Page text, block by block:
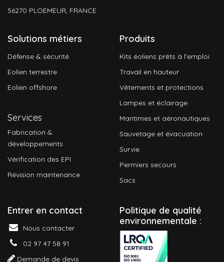
56270 PLOEMEUR, FRANCE
Solutions métiers
Défense & sécurité
Eolien terrestre
Eolien offshore
Services
Fabrication &
développements
Vérification des EPI
Révision maintenance
Produits
Kits éoliens prêts à l'emploi
Travail en hauteur
Vêtements et protections
Lampes et éclairage
Maritimes et aéronautiques
Sauvetage et évacuation
Survie
Permiers secours
Sacs
Entrer en contact
Nous contacter
02 97 47 58 91
Demande de devis
Politique de qualité
environnementale :